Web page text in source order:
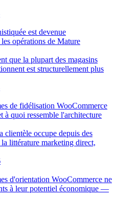
est devenue
opérations de Mature
que la plupart des magasins
est structurellement plus
de fidélisation WooCommerce
à quoi ressemble l'architecture
clientèle occupe depuis des
littérature marketing direct,
d'orientation WooCommerce ne
à leur potentiel économique —